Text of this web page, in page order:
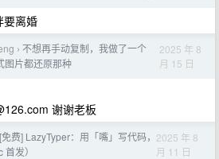
要离婚
› 不想再手动复制，我做了一个
图片都还原那种
2025 年 8
月 15 日
谢谢老板
[免费] LazyTyper：用「嘴」写代码，
发）
2025 年 8
月 11 日